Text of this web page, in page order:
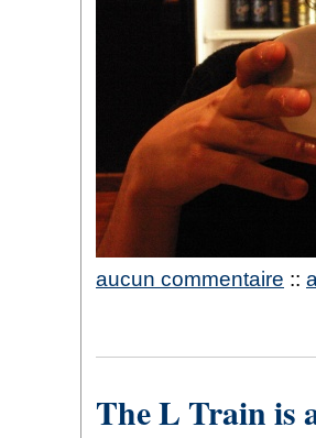
aucun commentaire ::
The L Train is